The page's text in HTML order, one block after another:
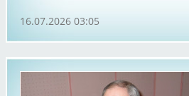
16.07.2026 03:05